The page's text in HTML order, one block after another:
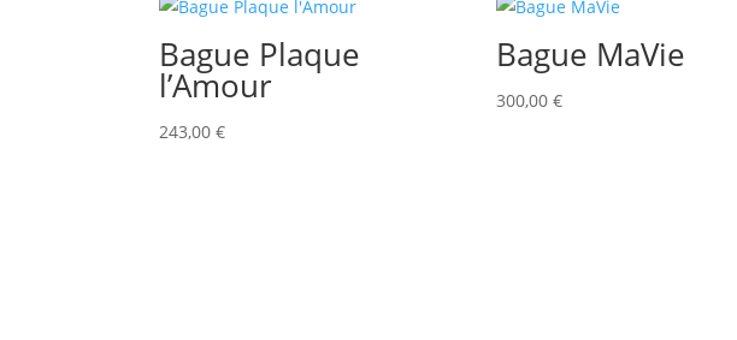
Bague Plaque
l’Amour
243,00 €
Bague MaVie
300,00€